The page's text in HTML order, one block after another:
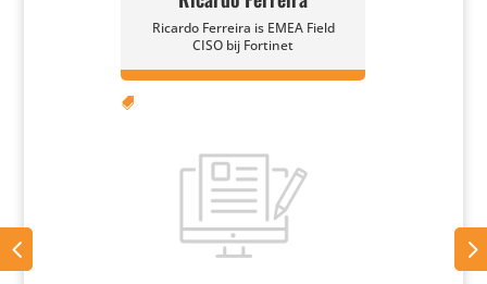
Ricardo Ferreira is EMEA Field
CISO bij Fortinet
